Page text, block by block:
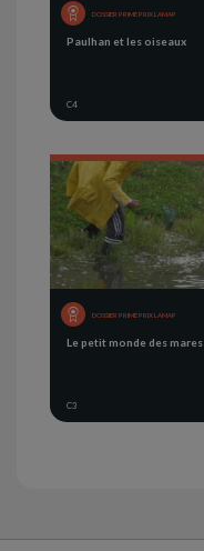
DOSSIER PRIMÉ PRIX LAMAP
Paulhan et les oiseaux
C4
DOSSIER PRIMÉ PRIX LAMAP
Le petit monde des mares
C3